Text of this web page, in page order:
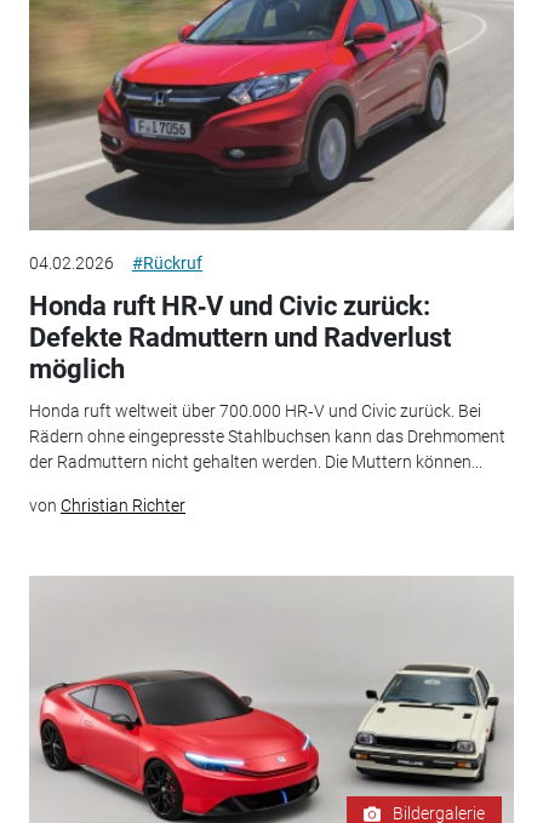
04.02.2026 #Rückruf
Honda ruft HR‑V und Civic zurück:
Defekte Radmuttern und Radverlust
möglich
Honda ruft weltweit über 700.000 HR‑V und Civic zurück. Bei
Rädern ohne eingepresste Stahlbuchsen kann das Drehmoment
der Radmuttern nicht gehalten werden. Die Muttern können...
von Christian Richter
Bildergalerie